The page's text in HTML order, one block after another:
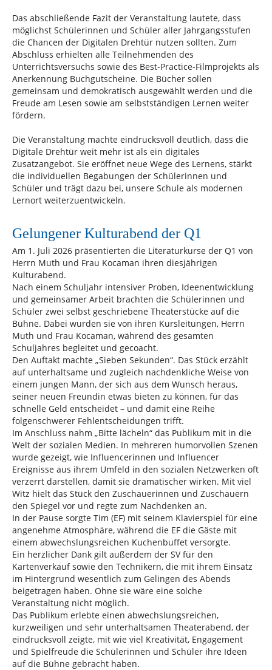
Das abschließende Fazit der Veranstaltung lautete, dass
möglichst Schülerinnen und Schüler aller Jahrgangsstufen
die Chancen der Digitalen Drehtür nutzen sollten. Zum
Abschluss erhielten alle Teilnehmenden des
Unterrichtsversuchs sowie des Best-Practice-Filmprojekts als
Anerkennung Buchgutscheine. Die Bücher sollen
gemeinsam und demokratisch ausgewählt werden und die
Freude am Lesen sowie am selbstständigen Lernen weiter
fördern.
Die Veranstaltung machte eindrucksvoll deutlich, dass die
Digitale Drehtür weit mehr ist als ein digitales
Zusatzangebot. Sie eröffnet neue Wege des Lernens, stärkt
die individuellen Begabungen der Schülerinnen und
Schüler und trägt dazu bei, unsere Schule als modernen
Lernort weiterzuentwickeln.
Gelungener Kulturabend der Q1
Am 1. Juli 2026 präsentierten die Literaturkurse der Q1 von
Herrn Muth und Frau Kocaman ihren diesjährigen
Kulturabend.
Nach einem Schuljahr intensiver Proben, Ideenentwicklung
und gemeinsamer Arbeit brachten die Schülerinnen und
Schüler zwei selbst geschriebene Theaterstücke auf die
Bühne. Dabei wurden sie von ihren Kursleitungen, Herrn
Muth und Frau Kocaman, während des gesamten
Schuljahres begleitet und gecoacht.
Den Auftakt machte „Sieben Sekunden“. Das Stück erzählt
auf unterhaltsame und zugleich nachdenkliche Weise von
einem jungen Mann, der sich aus dem Wunsch heraus,
seiner neuen Freundin etwas bieten zu können, für das
schnelle Geld entscheidet – und damit eine Reihe
folgenschwerer Fehlentscheidungen trifft.
Im Anschluss nahm „Bitte lächeln“ das Publikum mit in die
Welt der sozialen Medien. In mehreren humorvollen Szenen
wurde gezeigt, wie Influencerinnen und Influencer
Ereignisse aus ihrem Umfeld in den sozialen Netzwerken oft
verzerrt darstellen, damit sie dramatischer wirken. Mit viel
Witz hielt das Stück den Zuschauerinnen und Zuschauern
den Spiegel vor und regte zum Nachdenken an.
In der Pause sorgte Tim (EF) mit seinem Klavierspiel für eine
angenehme Atmosphäre, während die EF die Gäste mit
einem abwechslungsreichen Kuchenbuffet versorgte.
Ein herzlicher Dank gilt außerdem der SV für den
Kartenverkauf sowie den Technikern, die mit ihrem Einsatz
im Hintergrund wesentlich zum Gelingen des Abends
beigetragen haben. Ohne sie wäre eine solche
Veranstaltung nicht möglich.
Das Publikum erlebte einen abwechslungsreichen,
kurzweiligen und sehr unterhaltsamen Theaterabend, der
eindrucksvoll zeigte, mit wie viel Kreativität, Engagement
und Spielfreude die Schülerinnen und Schüler ihre Ideen
auf die Bühne gebracht haben.